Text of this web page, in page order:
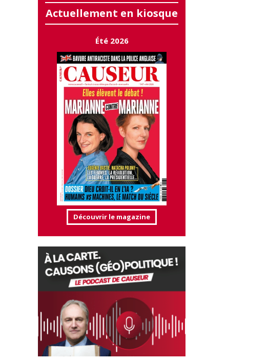
Actuellement en kiosque
Été 2026
Découvrir le magazine